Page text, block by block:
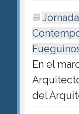
En el
del